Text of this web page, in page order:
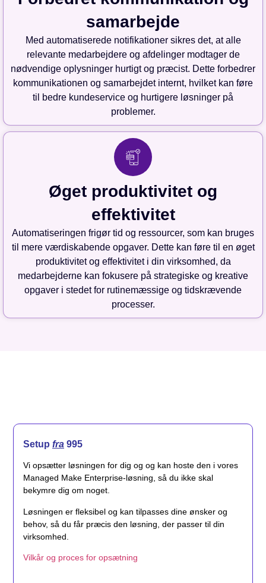
samarbejde
Med automatiserede notifikationer sikres det, at alle
relevante medarbejdere og afdelinger modtager de
nødvendige oplysninger hurtigt og præcist. Dette forbedrer
kommunikationen og samarbejdet internt, hvilket kan føre
til bedre kundeservice og hurtigere løsninger på
problemer.
Øget produktivitet og
effektivitet
Automatiseringen frigør tid og ressourcer, som kan bruges
til mere værdiskabende opgaver. Dette kan føre til en øget
produktivitet og effektivitet i din virksomhed, da
medarbejderne kan fokusere på strategiske og kreative
opgaver i stedet for rutinemæssige og tidskrævende
processer.
Setup fra 995
Vi opsætter løsningen for dig og og kan hoste den i vores
Managed Make Enterprise-løsning, så du ikke skal
bekymre dig om noget.
Løsningen er fleksibel og kan tilpasses dine ønsker og
behov, så du får præcis den løsning, der passer til din
virksomhed.
Vilkår og proces for opsætning